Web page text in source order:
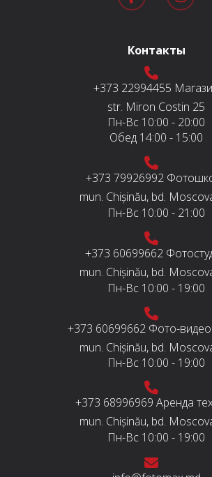
Контакты
+373 22994455
str. Miron Costin 25
Пн-Вс 10:00 - 20:00
Обед 14:00 - 15:00
+373 79926992
mun. Chișinău, bd.
Пн-Вс 10:00 - 21:00
+373 60699662
mun. Chișinău, bd.
Пн-Вс 10:00 - 19:00
+373 60699662 Фото-видео
mun. Chișinău, bd.
Пн-Вс 10:00 - 19:00
+373 68996969 Аренда
mun. Chișinău, bd.
Пн-Вс 10:00 - 19:00